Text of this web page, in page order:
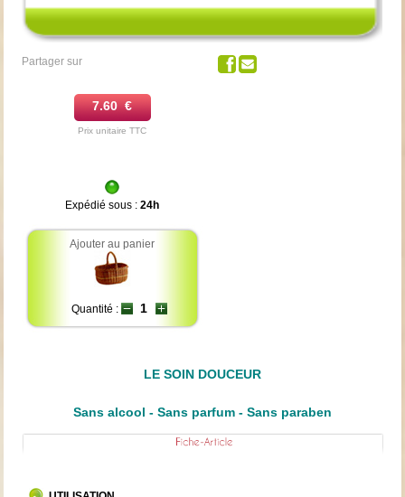
Partager sur
7.60 €
Prix unitaire TTC
Expédié sous :24h
Ajouter au panier
Quantité :
LE SOIN DOUCEUR
Sans alcool - Sans parfum - Sans paraben